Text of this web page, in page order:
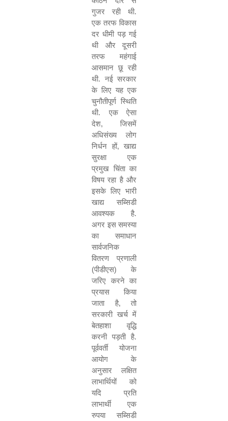
गुजर रही थी.
एक तरफ विकास
दर धीमी पड़ गई
थी और दूसरी
तरफ महंगाई
आसमान छू रही
थी. नई सरकार
के लिए यह एक
चुनौतीपूर्ण स्थिति
थी. एक ऐसा
देश, जिसमें
अधिसंख्य लोग
निर्धन हों, खाद्य
सुरक्षा एक
प्रमुख चिंता का
विषय रहा है और
इसके लिए भारी
खाद्य सब्सिडी
आवश्यक है.
अगर इस समस्या
का समाधान
सार्वजनिक
वितरण प्रणाली
(पीडीएस) के
जरिए करने का
प्रयास किया
जाता है, तो
सरकारी खर्च में
बेतहाशा वृद्धि
करनी पड़ती है.
पूर्ववर्ती योजना
आयोग के
अनुसार लक्षित
लाभार्थियों को
यदि प्रति
लाभार्थी एक
रुपया सब्सिडी